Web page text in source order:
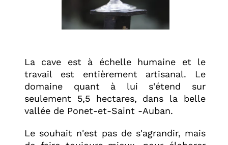
La cave est à échelle humaine et le
travail est entièrement artisanal. Le
domaine quant à lui s'étend sur
seulement 5,5 hectares, dans la belle
vallée de Ponet-et-Saint -Auban.
Le souhait n'est pas de s'agrandir, mais